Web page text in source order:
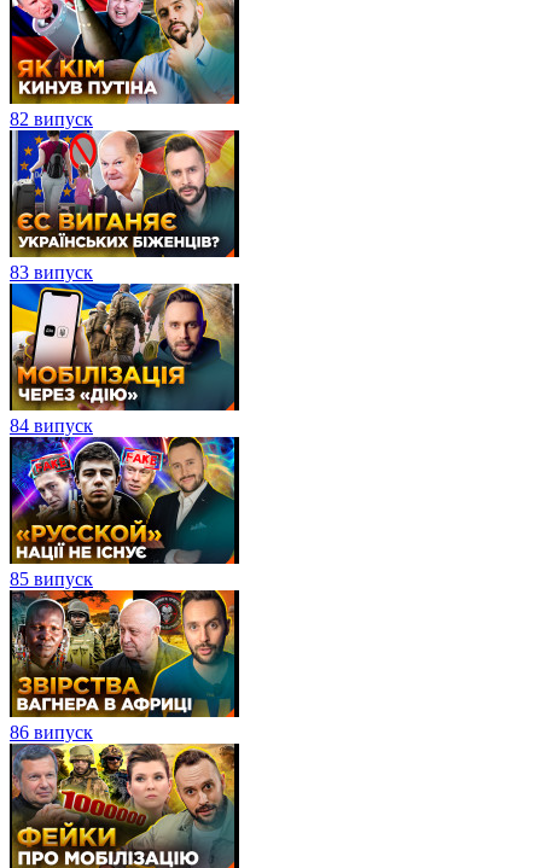
82 випуск
83 випуск
84 випуск
85 випуск
86 випуск